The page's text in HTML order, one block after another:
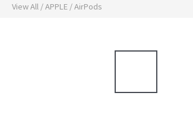
View All /APPLE /AirPods